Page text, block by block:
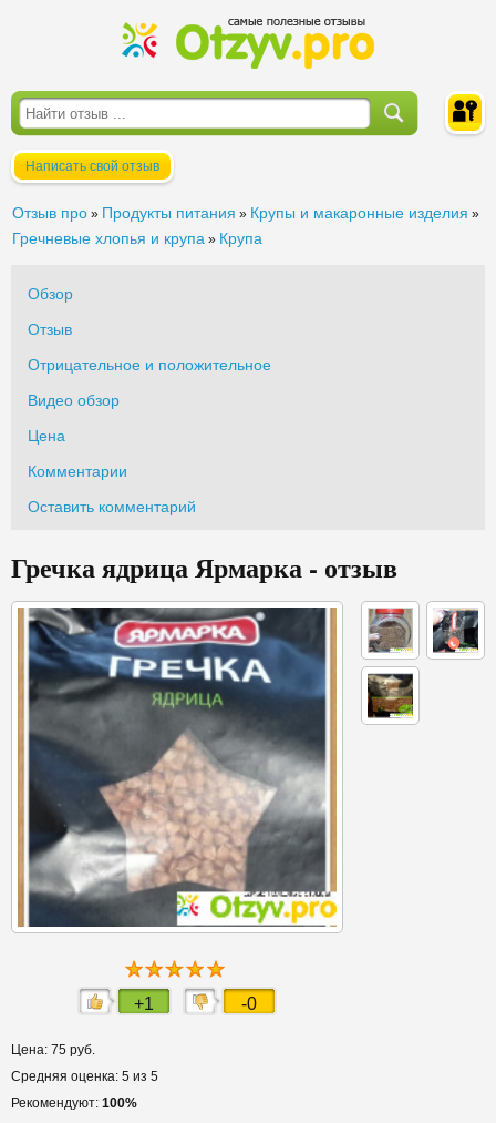
Написать свой отзыв
Отзыв про » Продукты питания » Крупы и макаронные изделия »
Гречневые хлопья и крупа » Крупа
Обзор
Отзыв
Отрицательное и положительное
Видео обзор
Цена
Комментарии
Оставить комментарий
Гречка ядрица Ярмарка - отзыв
+1 -0
Цена: 75 руб.
Средняя оценка: 5 из 5
Рекомендуют: 100%